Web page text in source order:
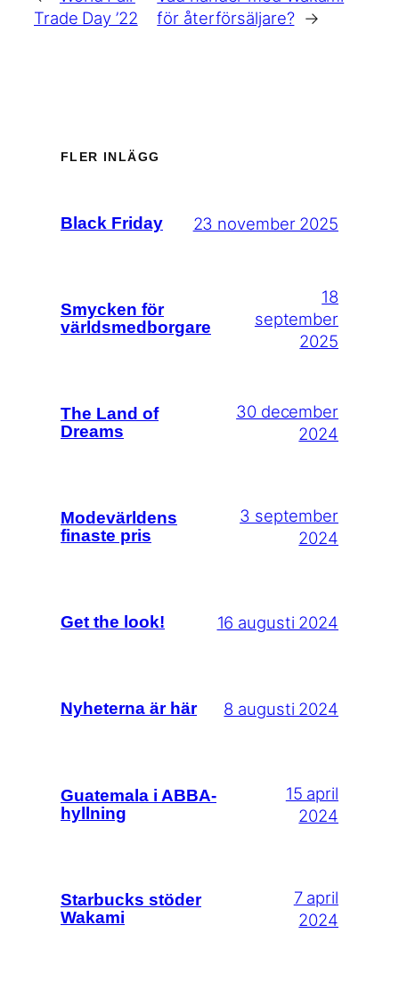
Trade Day ’22
för återförsäljare? →
FLER INLÄGG
Black Friday 23 november 2025
Smycken för
världsmedborgare
18
september
2025
The Land of
Dreams
30 december
2024
Modevärldens
finaste pris
3 september
2024
Get the look! 16 augusti 2024
Nyheterna är här 8 augusti 2024
Guatemala i ABBA-
hyllning
15 april
2024
Starbucks stöder
Wakami
7 april
2024